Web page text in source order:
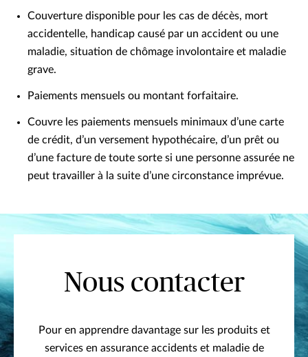
Couverture disponible pour les cas de décès, mort
accidentelle, handicap causé par un accident ou une
maladie, situation de chômage involontaire et maladie
grave.
Paiements mensuels ou montant forfaitaire.
Couvre les paiements mensuels minimaux d’une carte
de crédit, d’un versement hypothécaire, d’un prêt ou
d’une facture de toute sorte si une personne assurée ne
peut travailler à la suite d’une circonstance imprévue.
Nous contacter
Pour en apprendre davantage sur les produits et
services en assurance accidents et maladie de